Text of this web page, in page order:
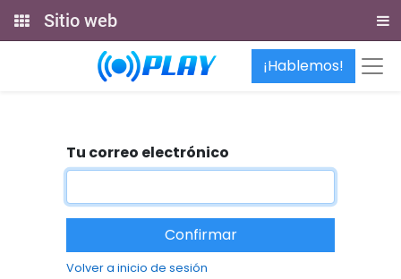
Sitio web
¡Hablemos!
Tu correo electrónico
Confirmar
Volver a inicio de sesión